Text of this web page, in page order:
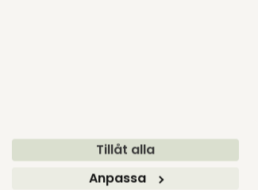
Tillåt alla
Anpassa